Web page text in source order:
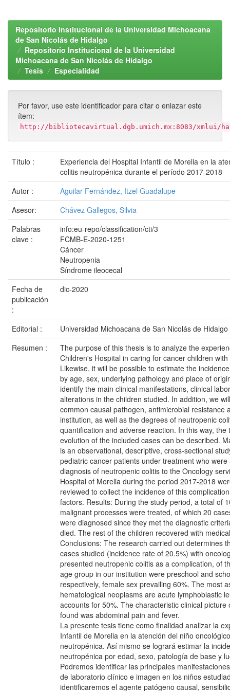
Repositorio Institucional de la Universidad Michoacana
de San Nicolás de Hidalgo
Repositorio Institucional de la Universidad
Michoacana de San Nicolás de Hidalgo
Tesis
Especialidad
Por favor, use este identificador para citar o enlazar este
ítem:
http://bibliotecavirtual.dgb.umich.mx:8083/xmlui/
Título :
Experiencia del Hospital Infantil de Morelia en la
colitis neutropénica durante el período 2017-2018
Autor :
Aguilar Fernández, Itzel Guadalupe
Asesor:
Chávez Gallegos, Silvia
Palabras
clave :
info:eu-repo/classification/cti/3
FCMB-E-2020-1251
Cáncer
Neutropenia
Síndrome ileocecal
Fecha de
publicación
:
dic-2020
Editorial :
Universidad Michoacana de San Nicolás de Hidalgo
Resumen :
The purpose of this thesis is to analyze the
Children's Hospital in caring for cancer children
Likewise, it will be possible to estimate the
by age, sex, underlying pathology and place of
identify the main clinical manifestations, clinical
alterations in the children studied. In addition, we
common causal pathogen, antimicrobial resistance
institution, as well as the degrees of neutropenic
quantification and adverse reaction. In this way, the
evolution of the included cases can be described.
is an observational, descriptive, cross-sectional
pediatric cancer patients under treatment who
diagnosis of neutropenic colitis to the Oncology
Hospital of Morelia during the period 2017-2018
reviewed to collect the incidence of this
factors. Results: During the study period, a total of
malignant processes were treated, of which 20
were diagnosed since they met the diagnostic
died. The rest of the children recovered with
Conclusions: The research carried out determines
cases studied (incidence rate of 20.5%) with
presented neutropenic colitis as a complication, of
age group in our institution were preschool and
respectively, female sex prevailing 60%. The most
hematological neoplasms are acute lymphoblastic
accounts for 50%. The characteristic clinical picture
found was abdominal pain and fever.
La presente tesis tiene como finalidad analizar la
Infantil de Morelia en la atención del niño
neutropénica. Así mismo se logrará estimar la
neutropénica por edad, sexo, patología de base y
Podremos identificar las principales
de laboratorio clínico e imagen en los niños
identificaremos el agente patógeno causal,